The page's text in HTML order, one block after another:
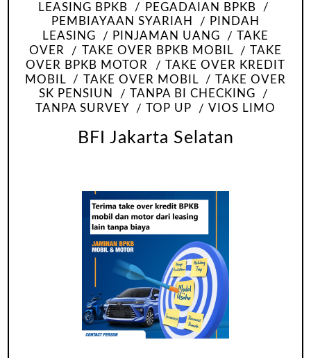
LEASING BPKB
PEGADAIAN BPKB
PEMBIAYAAN SYARIAH
PINDAH
LEASING
PINJAMAN UANG
TAKE
OVER
TAKE OVER BPKB MOBIL
TAKE
OVER BPKB MOTOR
TAKE OVER KREDIT
MOBIL
TAKE OVER MOBIL
TAKE OVER
SK PENSIUN
TANPA BI CHECKING
TANPA SURVEY
TOP UP VIOS LIMO
BFI Jakarta Selatan